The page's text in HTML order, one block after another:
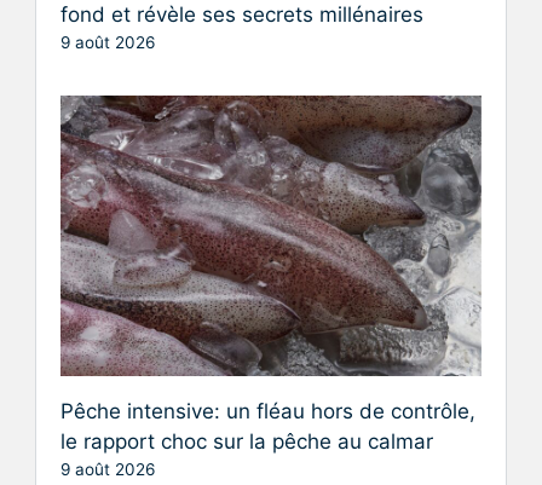
fond et révèle ses secrets millénaires
9 août 2026
Pêche intensive: un fléau hors de contrôle,
le rapport choc sur la pêche au calmar
9 août 2026